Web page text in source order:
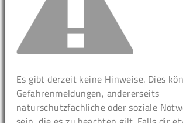
Es gibt derzeit keine Hinweise. Dies
Gefahrenmeldungen, andererseits
naturschutzfachliche oder soziale